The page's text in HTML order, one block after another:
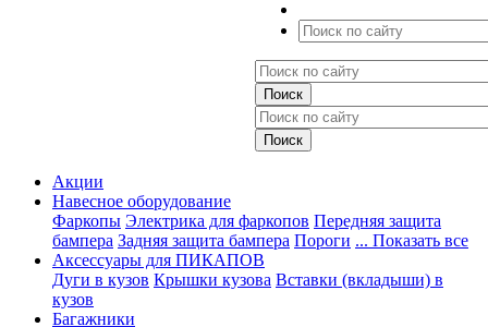
Акции
Навесное оборудование
Фаркопы Электрика для фаркопов Передняя защита
бампера Задняя защита бампера Пороги ... Показать все
Аксессуары для ПИКАПОВ
Дуги в кузов Крышки кузова Вставки (вкладыши) в
кузов
Багажники